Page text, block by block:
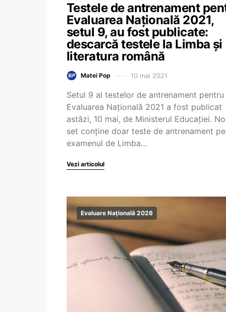
Testele de antrenament
Evaluarea Națională 2021,
setul 9, au fost publicate:
descarcă testele la Limba și
literatura română
Matei Pop 10 mai 2021
Setul 9 al testelor de antrenament pentru
Evaluarea Națională 2021 a fost publicat
astăzi, 10 mai, de Ministerul Educației.
set conține doar teste de antrenament
examenul de Limba…
Vezi articolul
Evaluare Națională 2026